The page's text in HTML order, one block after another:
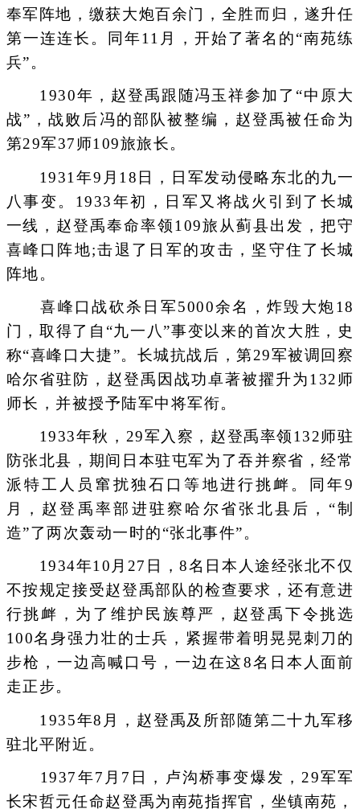
奉军阵地，缴获大炮百余门，全胜而归，遂升任
第一连连长。同年11月，开始了著名的“南苑练
兵”。
1930年，赵登禹跟随冯玉祥参加了“中原大
战”，战败后冯的部队被整编，赵登禹被任命为
第29军37师109旅旅长。
1931年9月18日，日军发动侵略东北的九一
八事变。1933年初，日军又将战火引到了长城
一线，赵登禹奉命率领109旅从蓟县出发，把守
喜峰口阵地;击退了日军的攻击，坚守住了长城
阵地。
喜峰口战砍杀日军5000余名，炸毁大炮18
门，取得了自“九一八”事变以来的首次大胜，史
称“喜峰口大捷”。长城抗战后，第29军被调回察
哈尔省驻防，赵登禹因战功卓著被擢升为132师
师长，并被授予陆军中将军衔。
1933年秋，29军入察，赵登禹率领132师驻
防张北县，期间日本驻屯军为了吞并察省，经常
派特工人员窜扰独石口等地进行挑衅。同年9
月，赵登禹率部进驻察哈尔省张北县后，“制
造”了两次轰动一时的“张北事件”。
1934年10月27日，8名日本人途经张北不仅
不按规定接受赵登禹部队的检查要求，还有意进
行挑衅，为了维护民族尊严，赵登禹下令挑选
100名身强力壮的士兵，紧握带着明晃晃刺刀的
步枪，一边高喊口号，一边在这8名日本人面前
走正步。
1935年8月，赵登禹及所部随第二十九军移
驻北平附近。
1937年7月7日，卢沟桥事变爆发，29军军
长宋哲元任命赵登禹为南苑指挥官，坐镇南苑，